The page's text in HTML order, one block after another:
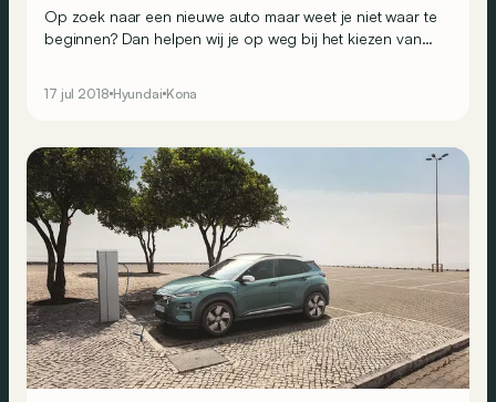
Op zoek naar een nieuwe auto maar weet je niet waar te
beginnen? Dan helpen wij je op weg bij het kiezen van
17 jul 2018 Hyundai Kona